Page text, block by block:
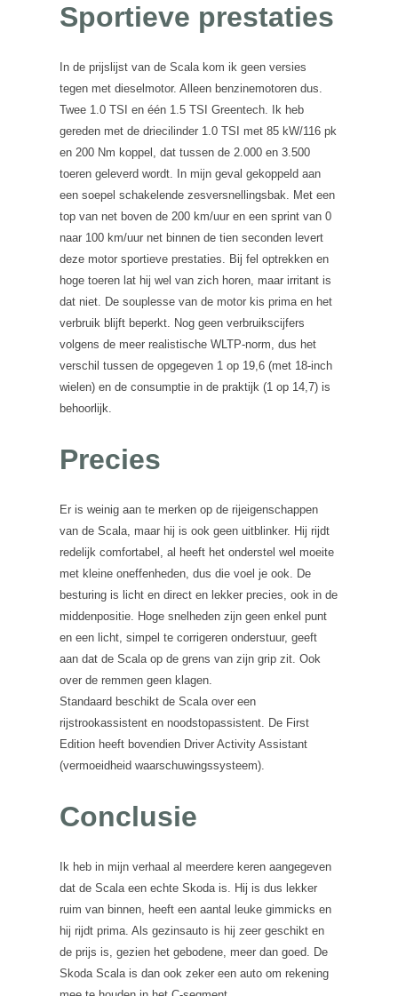
Sportieve prestaties
In de prijslijst van de Scala kom ik geen versies
tegen met dieselmotor. Alleen benzinemotoren dus.
Twee 1.0 TSI en één 1.5 TSI Greentech. Ik heb
gereden met de driecilinder 1.0 TSI met 85 kW/116 pk
en 200 Nm koppel, dat tussen de 2.000 en 3.500
toeren geleverd wordt. In mijn geval gekoppeld aan
een soepel schakelende zesversnellingsbak. Met een
top van net boven de 200 km/uur en een sprint van 0
naar 100 km/uur net binnen de tien seconden levert
deze motor sportieve prestaties. Bij fel optrekken en
hoge toeren lat hij wel van zich horen, maar irritant is
dat niet. De souplesse van de motor kis prima en het
verbruik blijft beperkt. Nog geen verbruikscijfers
volgens de meer realistische WLTP-norm, dus het
verschil tussen de opgegeven 1 op 19,6 (met 18-inch
wielen) en de consumptie in de praktijk (1 op 14,7) is
behoorlijk.
Precies
Er is weinig aan te merken op de rijeigenschappen
van de Scala, maar hij is ook geen uitblinker. Hij rijdt
redelijk comfortabel, al heeft het onderstel wel moeite
met kleine oneffenheden, dus die voel je ook. De
besturing is licht en direct en lekker precies, ook in de
middenpositie. Hoge snelheden zijn geen enkel punt
en een licht, simpel te corrigeren onderstuur, geeft
aan dat de Scala op de grens van zijn grip zit. Ook
over de remmen geen klagen.
Standaard beschikt de Scala over een
rijstrookassistent en noodstopassistent. De First
Edition heeft bovendien Driver Activity Assistant
(vermoeidheid waarschuwingssysteem).
Conclusie
Ik heb in mijn verhaal al meerdere keren aangegeven
dat de Scala een echte Skoda is. Hij is dus lekker
ruim van binnen, heeft een aantal leuke gimmicks en
hij rijdt prima. Als gezinsauto is hij zeer geschikt en
de prijs is, gezien het gebodene, meer dan goed. De
Skoda Scala is dan ook zeker een auto om rekening